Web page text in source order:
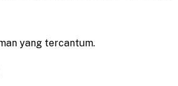
yang tercantum.